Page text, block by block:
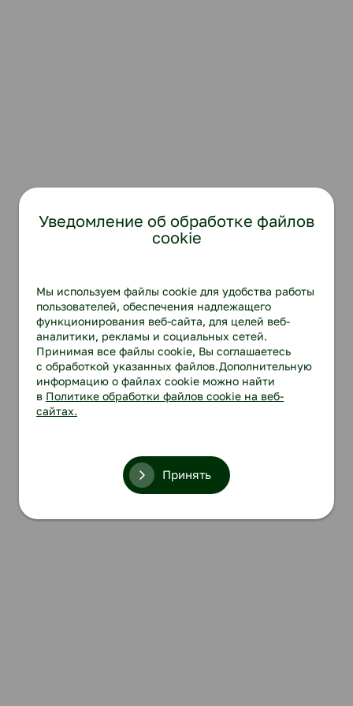
Уведомление об обработке файлов
cookie
Мы используем файлы cookie для удобства работы
пользователей, обеспечения надлежащего
функционирования веб-сайта, для целей веб-
аналитики, рекламы и социальных сетей.
Принимая все файлы cookie, Вы соглашаетесь
с обработкой указанных файлов.Дополнительную
информацию о файлах cookie можно найти
в Политике обработки файлов cookie на веб-
сайтах.
Принять